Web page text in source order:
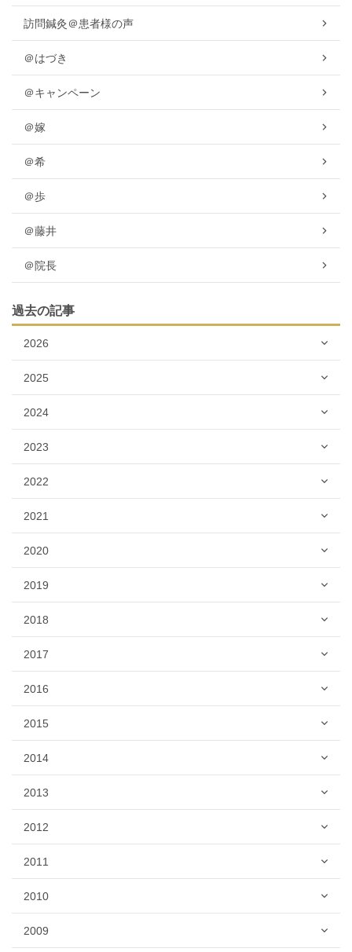
訪問鍼灸＠患者様の声
＠はづき
＠キャンペーン
＠嫁
＠希
＠歩
＠藤井
＠院長
過去の記事
2026
2025
2024
2023
2022
2021
2020
2019
2018
2017
2016
2015
2014
2013
2012
2011
2010
2009